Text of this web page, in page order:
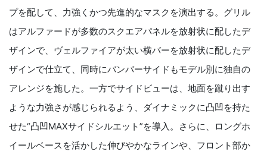
プを配して、力強くかつ先進的なマスクを演出する。グリル
はアルファードが多数のスクエアパネルを放射状に配したデ
ザインで、ヴェルファイアが太い横バーを放射状に配したデ
ザインで仕立て、同時にバンバーサイドもモデル別に独自の
アレンジを施した。一方でサイドビューは、地面を蹴り出す
ような力強さが感じられるよう、ダイナミックに凸凹を持た
せた“凸凹MAXサイドシルエット”を導入。さらに、ロングホ
イールベースを活かした伸びやかなラインや、フロント部か